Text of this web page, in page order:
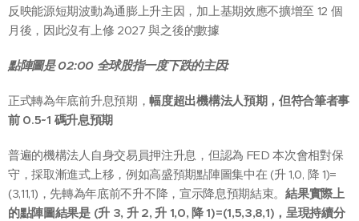
反映能源短期波動為通膨上升主因，加上基期效應不擴增至 12 個
月後，因此沒有上修 2027 與之後的數據
點陣圖是 02:00 全球股指一度下跌的主因:
正式轉為年底前升息預期，幅度超出機構法人預期，但符合筆者事
前 0.5~1 碼升息預期
普遍的機構法人自身交易員押注升息，但認為 FED 本次會相對保
守，採取漸進式上移，例如高盛預期點陣圖集中在 (升 1,0, 降 1)=
(3,11,1)，先轉為年底前不升不降，宣示降息預期結束。結果實際上
的點陣圖結果是 (升 3, 升 2, 升 1,0, 降 1)=(1,5,3,8,1)，呈現持續分